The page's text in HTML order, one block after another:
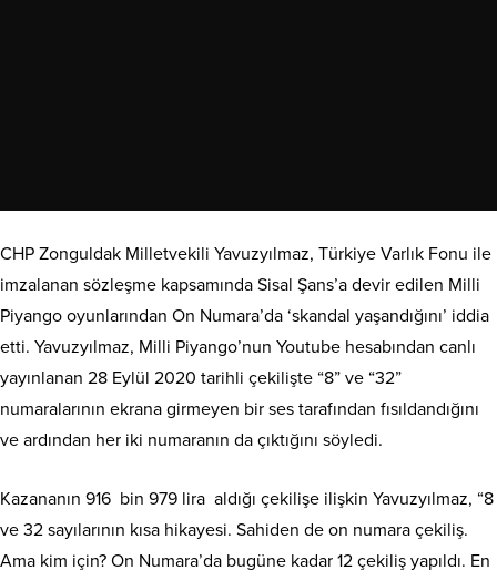
CHP Zonguldak Milletvekili Yavuzyılmaz, Türkiye Varlık Fonu ile
imzalanan sözleşme kapsamında Sisal Şans’a devir edilen Milli
Piyango oyunlarından On Numara’da ‘skandal yaşandığını’ iddia
etti. Yavuzyılmaz, Milli Piyango’nun Youtube hesabından canlı
yayınlanan 28 Eylül 2020 tarihli çekilişte “8” ve “32”
numaralarının ekrana girmeyen bir ses tarafından fısıldandığını
ve ardından her iki numaranın da çıktığını söyledi.
Kazananın 916 bin 979 lira aldığı çekilişe ilişkin Yavuzyılmaz, “8
ve 32 sayılarının kısa hikayesi. Sahiden de on numara çekiliş.
Ama kim için? On Numara’da bugüne kadar 12 çekiliş yapıldı. En